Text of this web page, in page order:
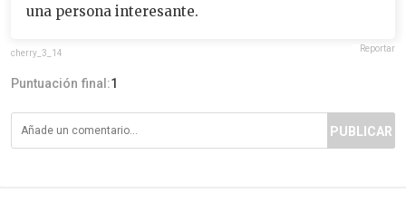
una persona interesante.
cherry_3_14 Reportar
Puntuación final:1
PUBLICAR